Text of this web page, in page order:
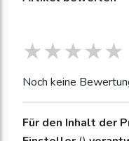
Noch keine
Für den Inhalt der